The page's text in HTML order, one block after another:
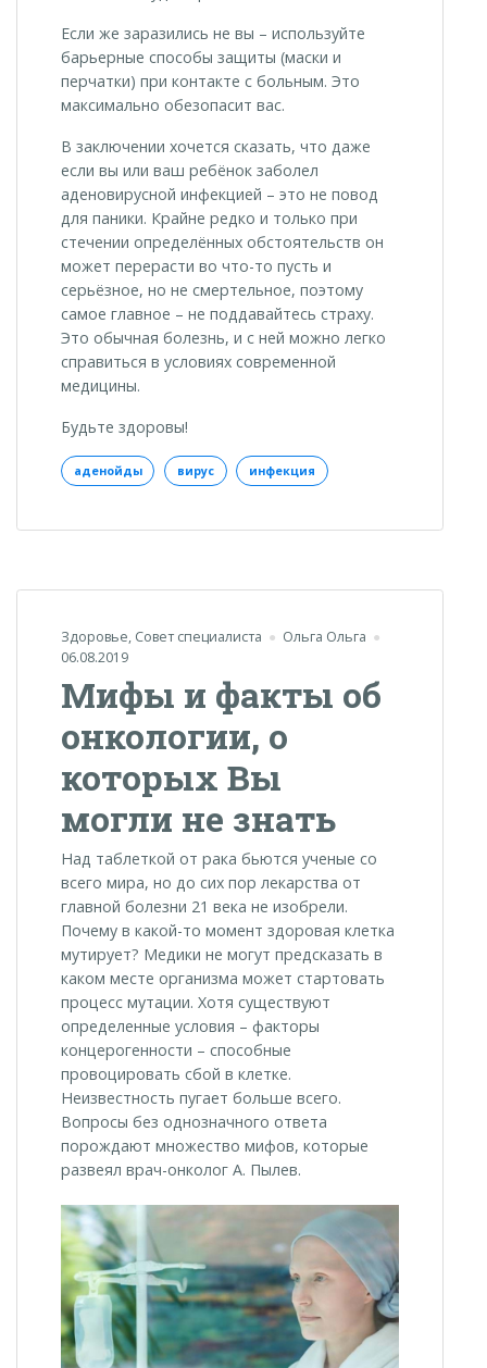
Если же заразились не вы – используйте
барьерные способы защиты (маски и
перчатки) при контакте с больным. Это
максимально обезопасит вас.
В заключении хочется сказать, что даже
если вы или ваш ребёнок заболел
аденовирусной инфекцией – это не повод
для паники. Крайне редко и только при
стечении определённых обстоятельств он
может перерасти во что-то пусть и
серьёзное, но не смертельное, поэтому
самое главное – не поддавайтесь страху.
Это обычная болезнь, и с ней можно легко
справиться в условиях современной
медицины.
Будьте здоровы!
аденойды вирус инфекция
Здоровье, Совет специалиста
Ольга Ольга
06.08.2019
Мифы и факты об
онкологии, о
которых Вы
могли не знать
Над таблеткой от рака бьются ученые со
всего мира, но до сих пор лекарства от
главной болезни 21 века не изобрели.
Почему в какой-то момент здоровая клетка
мутирует? Медики не могут предсказать в
каком месте организма может стартовать
процесс мутации. Хотя существуют
определенные условия – факторы
концерогенности – способные
провоцировать сбой в клетке.
Неизвестность пугает больше всего.
Вопросы без однозначного ответа
порождают множество мифов, которые
развеял врач-онколог А. Пылев.